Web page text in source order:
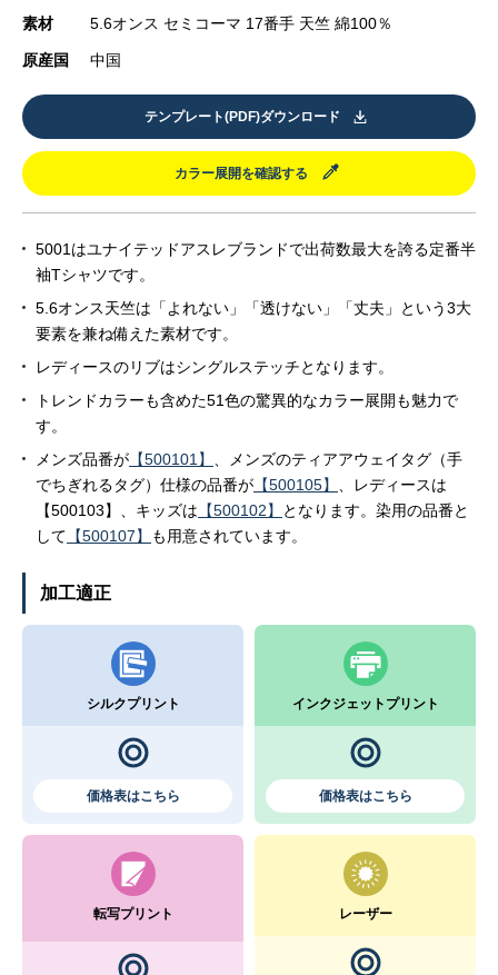
素材 5.6オンス セミコーマ 17番手 天竺 綿100％
原産国 中国
テンプレート(PDF)ダウンロード
カラー展開を確認する
5001はユナイテッドアスレブランドで出荷数最大を誇る定番半
袖Tシャツです。
5.6オンス天竺は「よれない」「透けない」「丈夫」という3大
要素を兼ね備えた素材です。
レディースのリブはシングルステッチとなります。
トレンドカラーも含めた51色の驚異的なカラー展開も魅力で
す。
メンズ品番が 【500101】
、メンズのティアアウェイタグ（手
でちぎれるタグ）仕様の品番が 【500105】
、レディースは
【500103】、キッズは 【500102】
となります。染用の品番と
して 【500107】 も用意されています。
加工適正
シルクプリント
価格表はこちら
インクジェットプリント
価格表はこちら
転写プリント レーザー